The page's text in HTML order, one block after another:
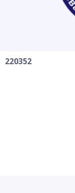
220352